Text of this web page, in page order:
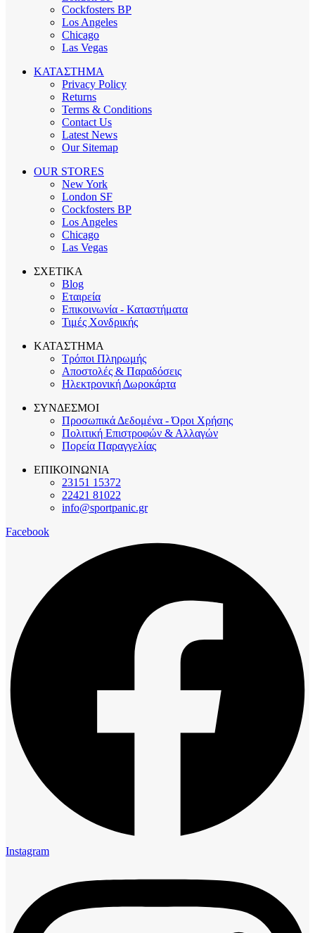
Cockfosters BP
Los Angeles
Chicago
Las Vegas
ΚΑΤΑΣΤΗΜΑ
Privacy Policy
Returns
Terms & Conditions
Contact Us
Latest News
Our Sitemap
OUR STORES
New York
London SF
Cockfosters BP
Los Angeles
Chicago
Las Vegas
ΣΧΕΤΙΚΑ
Blog
Εταιρεία
Επικοινωνία - Καταστήματα
Τιμές Χονδρικής
ΚΑΤΑΣΤΗΜΑ
Τρόποι Πληρωμής
Αποστολές & Παραδόσεις
Ηλεκτρονική Δωροκάρτα
ΣΥΝΔΕΣΜΟΙ
Προσωπικά Δεδομένα - Όροι Χρήσης
Πολιτική Επιστροφών & Αλλαγών
Πορεία Παραγγελίας
ΕΠΙΚΟΙΝΩΝΙΑ
23151 15372
22421 81022
info@sportpanic.gr
Facebook
Instagram